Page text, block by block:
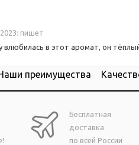
пишет
влюбилась в этот аромат, он
преимущества
Бесплатная
доставка
по всей России